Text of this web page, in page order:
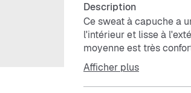
Description
Ce sweat à capuche a
l'intérieur et lisse à
moyenne est très
traitement délavé crée
décontractée au niveau
Afficher plus